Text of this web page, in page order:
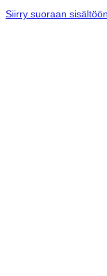
Siirry suoraan sisältöön